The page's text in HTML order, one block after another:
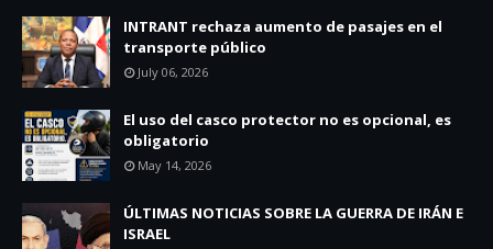
INTRANT rechaza aumento de pasajes en el
transporte público
July 06, 2026
El uso del casco protector no es opcional, es
obligatorio
May 14, 2026
ÚLTIMAS NOTICIAS SOBRE LA GUERRA DE IRÁN E
ISRAEL